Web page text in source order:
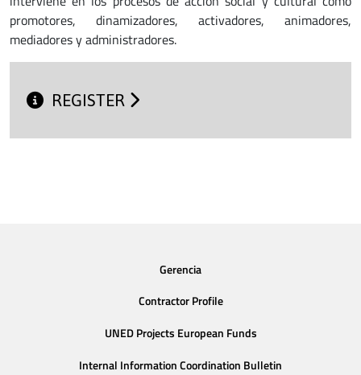
promotores, dinamizadores, activadores, animadores,
mediadores y administradores.
REGISTER
Gerencia
Contractor Profile
UNED Projects European Funds
Internal Information Coordination Bulletin